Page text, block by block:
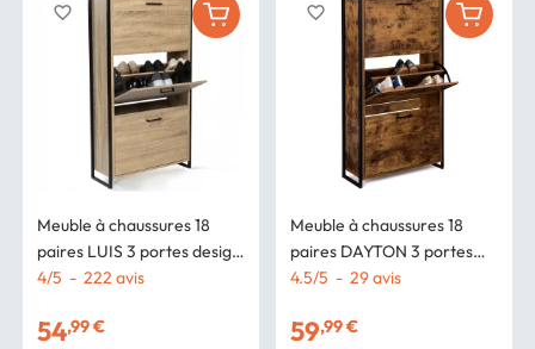
Meuble à chaussures 18
paires LUIS 3 portes design
industriel
4/5 - 222 avis
54,99 €
favorite_border
Meuble à chaussures 18
paires DAYTON 3 portes
effet vieilli design industriel
4.5/5 - 29avis
59,99 €
favorite_border